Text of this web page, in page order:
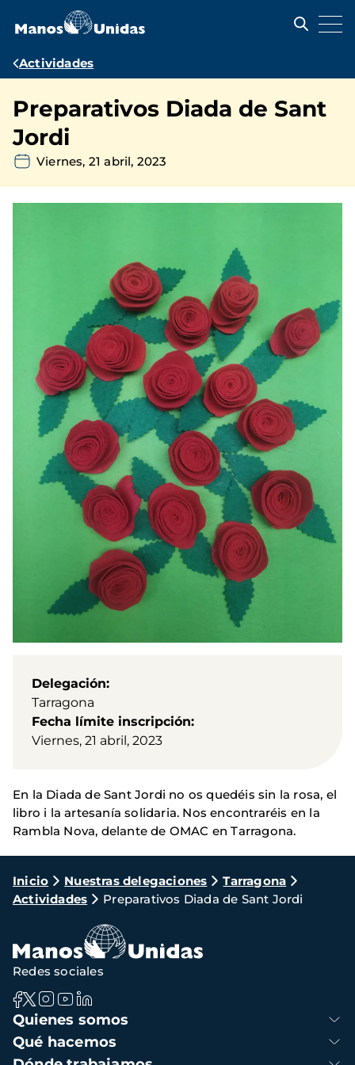
contenido
Ruta
navegación
Actividades
Preparativos Diada de Sant
Jordi
Viernes, 21 abril, 2023
Delegación
Tarragona
Fecha límite inscripción
Viernes, 21 abril, 2023
En la Diada de Sant Jordi no os quedéis sin la rosa, el
libro i la artesanía solidaria. Nos encontraréis en la
Rambla Nova, delante de OMAC en Tarragona.
Ruta
de
navegación
Inicio Nuestras delegaciones
Tarragona
Actividades
Preparativos Diada de Sant Jordi
Navegación
principal
Quienes somos
Qué hacemos
Redes sociales